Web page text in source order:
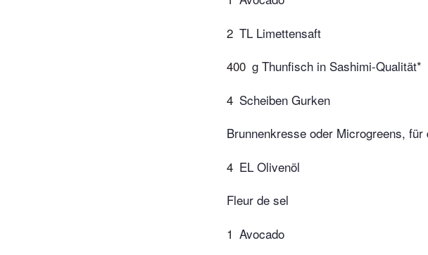
2 TL Limettensaft
400 g Thunfisch in Sashimi-Qualität*
4 Scheiben Gurken
Brunnenkresse oder Microgreens, für
4 EL Olivenöl
Fleur de sel
1 Avocado